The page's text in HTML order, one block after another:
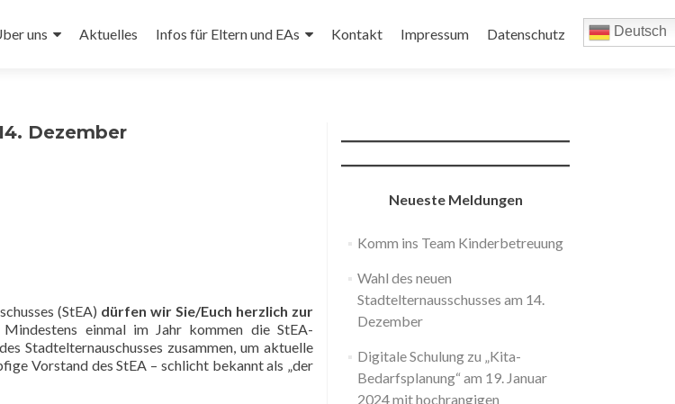
uns Aktuelles Infos für Eltern und EAs Kontakt Impressum Datenschutz Deutsch
Dezember
(StEA) dürfen wir Sie/Euch herzlich zur
Mindestens einmal im Jahr kommen die StEA-
Stadtelternauschusses zusammen, um aktuelle
Vorstand des StEA – schlicht bekannt als „der
Neueste Meldungen
Komm ins Team Kinderbetreuung
Wahl des neuen
Stadtelternausschusses am 14.
Dezember
Digitale Schulung zu „Kita-
Bedarfsplanung“ am 19. Januar
2024 mit hochrangigen